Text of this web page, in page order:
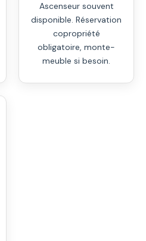
Ascenseur souvent
disponible. Réservation
copropriété
obligatoire, monte-
meuble si besoin.